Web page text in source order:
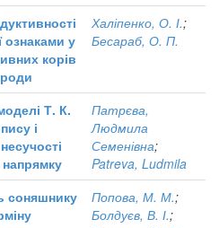
ознаками у
корів
Халіпенко, О. І.;
Бесараб, О. П.
Т. К.
і
напрямку
Патрєва,
Людмила
Семенівна;
Patreva, Ludmila
соняшнику
Попова, М. М.;
Болдуєв, В. І.;